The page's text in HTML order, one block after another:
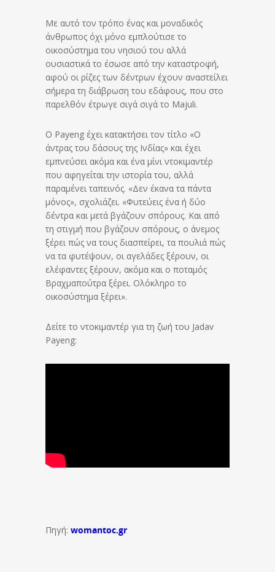
Με αυτό τον τρόπο ένας και μοναδικός
άνθρωπος όχι μόνο εμπλούτισε το
οικοσύστημα του νησιού του αλλά
ουσιαστικά το έσωσε από την καταστροφή,
αφού οι ρίζες των δέντρων έχουν αναστείλει
σήμερα τη διάβρωση του εδάφους, που στο
παρελθόν έτρωγε σιγά σιγά το Majuli.
Ο Payeng έχει κατακτήσει τον τίτλο «Ο
άντρας του δάσους της Ινδίας» και έχει
εμπνεύσει ακόμα και ένα μίνι ντοκιμαντέρ
που αφηγείται την ιστορία του, αλλά
παραμένει ταπεινός. «Δεν έκανα τα πάντα
μόνος», σχολιάζει. «Φυτεύεις ένα ή δύο
δέντρα και μετά βγάζουν σπόρους. Και από
τη στιγμή που βγάζουν σπόρους, ο άνεμος
ξέρει πώς να τους διασπείρει, τα πουλιά πώς
να τα φυτέψουν, οι αγελάδες ξέρουν, οι
ελέφαντες ξέρουν, ακόμα και ο ποταμός
Βραχμαπούτρα ξέρει. Ολόκληρο το
οικοσύστημα ξέρει».
Δείτε το ντοκιμαντέρ για τη ζωή του Jadav
Payeng:
Πηγή: womantoc.gr